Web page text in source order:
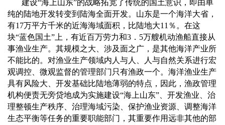
建设“海上山东”的战略拓宽了传统的国土意识，即由单
纯的陆地开发转变到陆海全面开发。山东是一个海洋大省，
有17万平方千米的近海海域面积，比陆地大11 ％。在这
块“蓝色国土” 上，有近百万劳力和3 ． 5万艘机动渔船直接从
事渔业生产。其规模之大、涉及面之广，是其他海洋产业所
不能比的。对渔业生产领域内人与人、人与自然关系进行宏
观调控、微观监督的管理部门只有渔政一个。海洋渔业生产
具有风险大、开发基础比陆地薄弱的特点，因此，渔政管理
机构便责无旁贷地成为实施建设“海上山东” 、开发渔业、治
理整顿生产秩序、治理海域污染、保护渔业资源、调整海洋
生态平衡等任务的重要职能部门，其重要作用远非其他的部